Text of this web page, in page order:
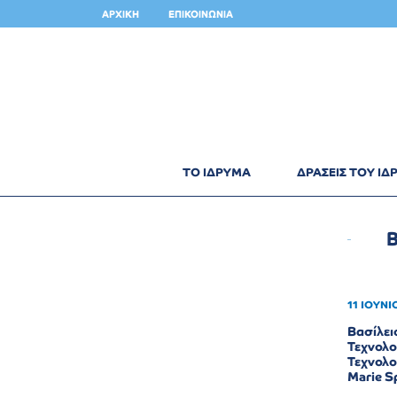
ΤΟ ΙΔΡΥΜΑ ΔΡΑΣΕΙΣ ΤΟΥ
ΑΡΧΙΚΗ ΕΠΙΚΟΙΝΩΝΙΑ
11
Marie